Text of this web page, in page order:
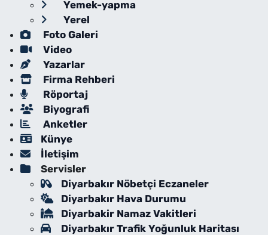
Yemek-yapma
Yerel
Foto Galeri
Video
Yazarlar
Firma Rehberi
Röportaj
Biyografi
Anketler
Künye
İletişim
Servisler
Diyarbakır Nöbetçi Eczaneler
Diyarbakır Hava Durumu
Diyarbakir Namaz Vakitleri
Diyarbakır Trafik Yoğunluk Haritası